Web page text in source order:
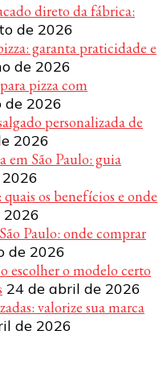
direto da fábrica:
de 2026
garanta praticidade e
de 2026
pizza com
de 2026
personalizada de
2026
em São Paulo: guia
os benefícios e onde
2026
Paulo: onde comprar
de 2026
escolher o modelo certo
24 de abril de 2026
valorize sua marca
de 2026